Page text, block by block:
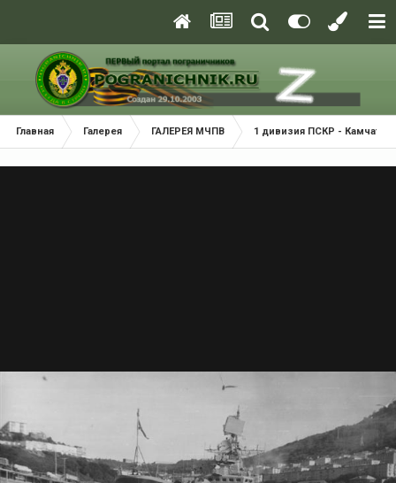
Главная Галерея ГАЛЕРЕЯ МЧПВ 1 дивизия ПСКР - Камчатка